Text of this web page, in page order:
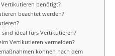
Vertikutieren benötigt?
beachtet werden?
ideal fürs Vertikutieren?
Vertikutieren vermeiden?
können nach dem